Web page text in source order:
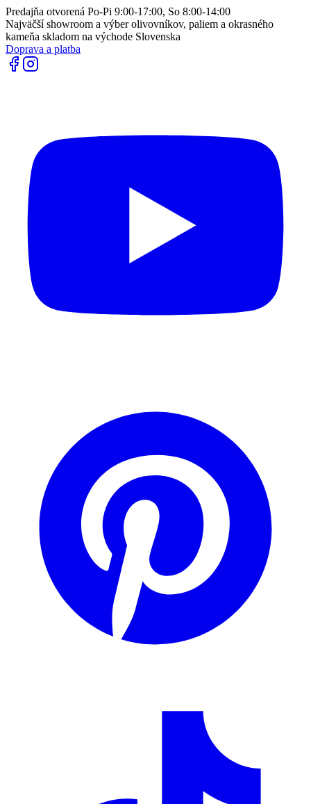
Predajňa otvorená Po-Pi 9:00-17:00, So 8:00-14:00
Najväčší showroom a výber olivovníkov, paliem a okrasného
kameňa skladom na východe Slovenska
Doprava a platba